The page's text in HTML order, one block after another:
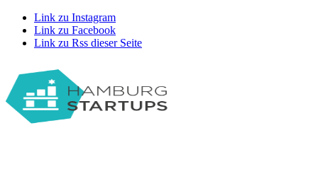
Link zu Instagram
Link zu Facebook
Link zu Rss dieser Seite